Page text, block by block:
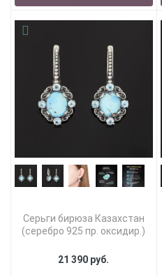
Серьги бирюза Казахстан
(серебро 925 пр. оксидир.)
21 390 руб.